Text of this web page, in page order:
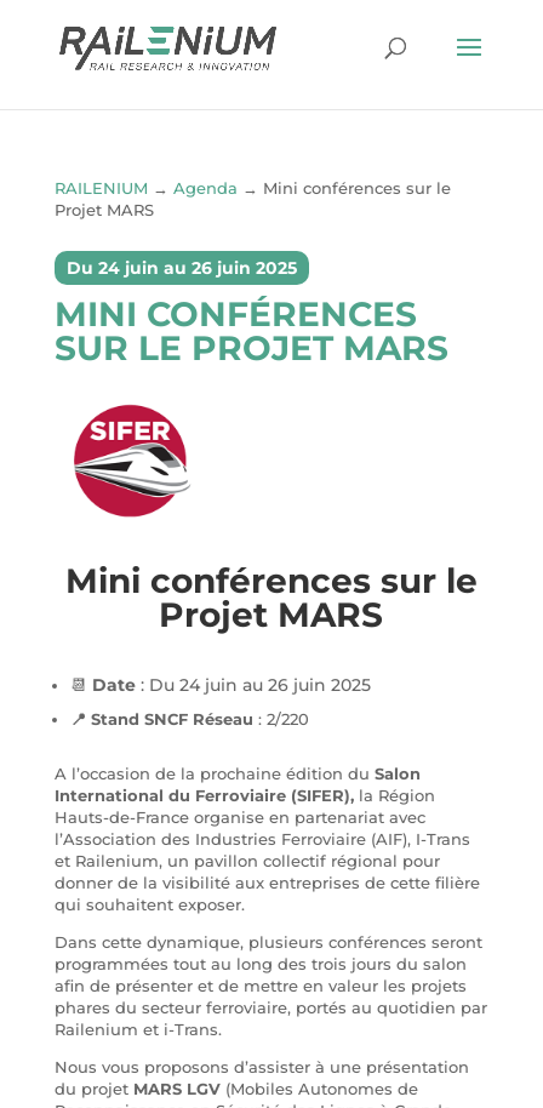
RAILENIUM → Agenda → Mini conférences sur le
Projet MARS
Du 24 juin au 26 juin 2025
MINI CONFÉRENCES
SUR LE PROJET MARS
Mini conférences sur le
Projet MARS
📆 Date: Du 24 juin au 26 juin 2025
📍 Stand SNCF Réseau : 2/220
A l’occasion de la prochaine édition du Salon
International du Ferroviaire (SIFER),la Région
Hauts-de-France organise en partenariat avec
l’Association des Industries Ferroviaire (AIF), I-Trans
et Railenium, un pavillon collectif régional pour
donner de la visibilité aux entreprises de cette filière
qui souhaitent exposer.
Dans cette dynamique, plusieurs conférences seront
programmées tout au long des trois jours du salon
afin de présenter et de mettre en valeur les projets
phares du secteur ferroviaire, portés au quotidien par
Railenium et i-Trans.
Nous vous proposons d’assister à une présentation
du projet MARS LGV(Mobiles Autonomes de